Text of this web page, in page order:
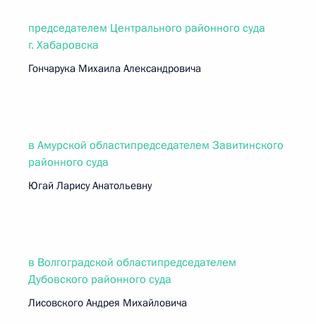
председателем Центрального районного суда
г. Хабаровска
Гончарука Михаила Александровича
в Амурской областипредседателем Завитинского
районного суда
Югай Ларису Анатольевну
в Волгоградской областипредседателем
Дубовского районного суда
Лисовского Андрея Михайловича